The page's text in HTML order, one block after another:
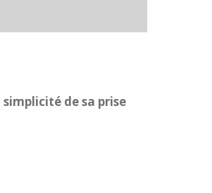
simplicité de sa prise